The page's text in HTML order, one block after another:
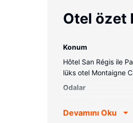
Otel özet
Konum
Hôtel San Régis ile
lüks otel Montaigne
Odalar
vardır. Özel banyo,
Devamını Oku